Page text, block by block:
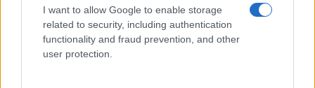
I want to allow Google to enable storage
related to security, including authentication
functionality and fraud prevention, and other
user protection.
italiane di novembre 2026